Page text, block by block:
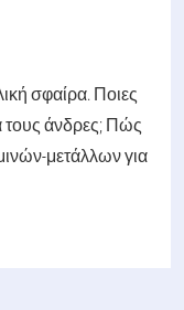
σφαίρα. Ποιες
τους άνδρες; Πώς
μετάλλων για